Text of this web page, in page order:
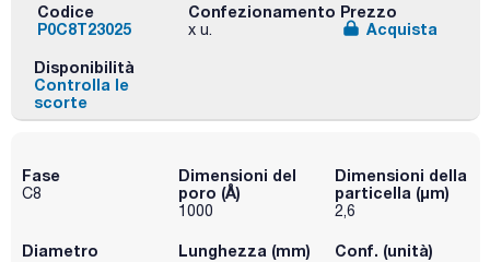
Codice
P0C8T23025
Confezionamento
x u.
Prezzo
Acquista
Disponibilità
Controlla le
scorte
Fase
C8
Dimensioni del
poro (Å)
1000
Dimensioni della
particella (μm)
2,6
Diametro
Lunghezza (mm) Conf. (unità)